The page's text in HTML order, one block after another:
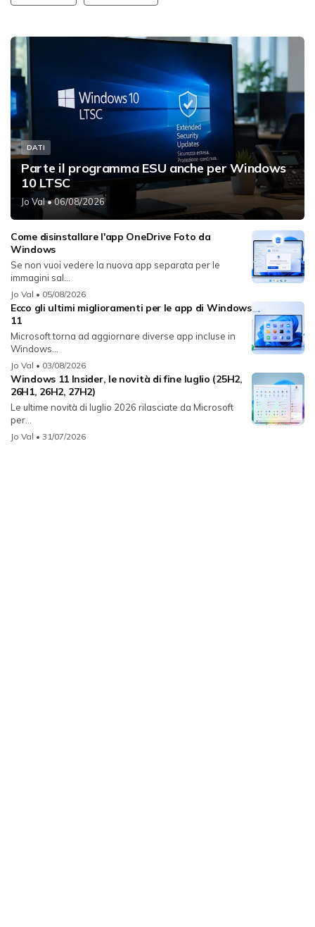
DATI
Parte il programma ESU anche per Windows
10 LTSC
Jo Val• 06/08/2026
Come disinstallare l'app OneDrive Foto da
Windows
Se non vuoi vedere la nuova app separata per le
immagini sal...
Jo Val • 05/08/2026
Ecco gli ultimi miglioramenti per le app di Windows
11
Microsoft torna ad aggiornare diverse app incluse in
Windows...
Jo Val • 03/08/2026
Windows 11 Insider, le novità di fine luglio (25H2,
26H1, 26H2, 27H2)
Le ultime novità di luglio 2026 rilasciate da Microsoft
per...
Jo Val • 31/07/2026